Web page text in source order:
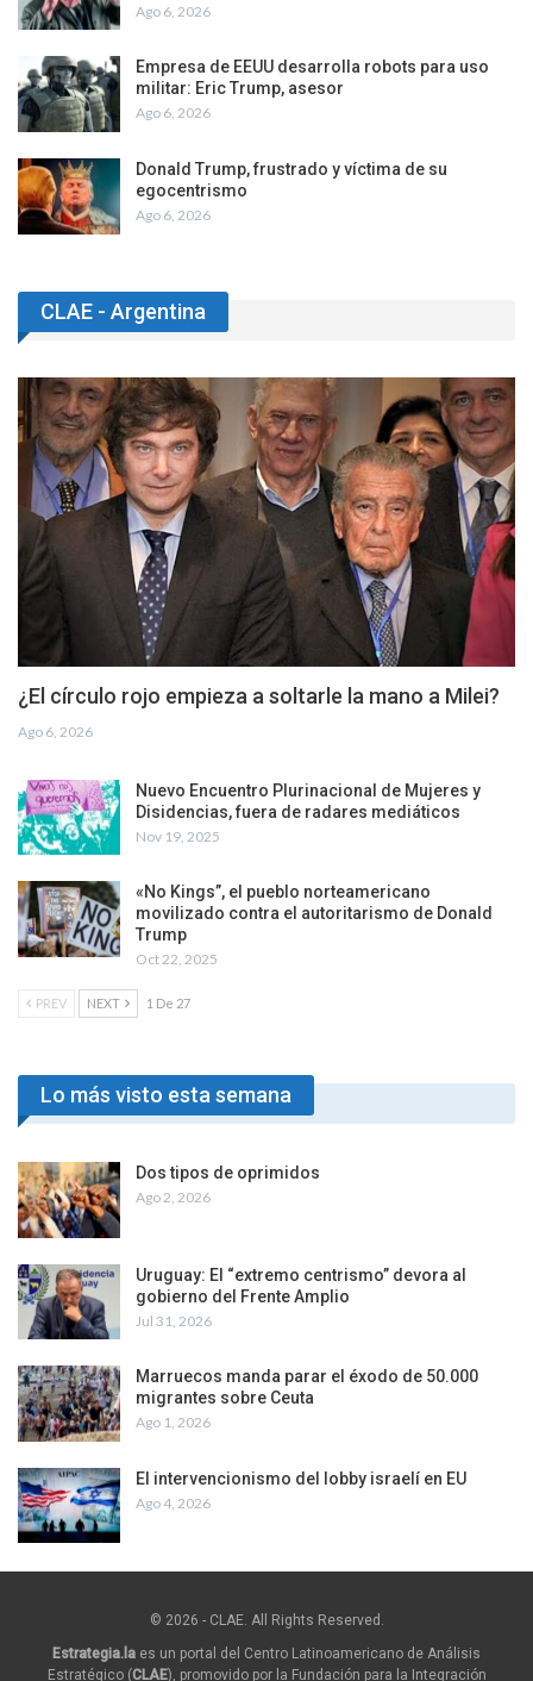
Ago 6, 2026
Empresa de EEUU desarrolla robots para uso
militar: Eric Trump, asesor
Ago 6, 2026
Donald Trump, frustrado y víctima de su
egocentrismo
Ago 6, 2026
CLAE - Argentina
¿El círculo rojo empieza a soltarle la mano a Milei?
Ago 6, 2026
Nuevo Encuentro Plurinacional de Mujeres y
Disidencias, fuera de radares mediáticos
Nov 19, 2025
«No Kings”, el pueblo norteamericano
movilizado contra el autoritarismo de Donald
Trump
Oct 22, 2025
PREV NEXT 1 De 27
Lo más visto esta semana
Dos tipos de oprimidos
Ago 2, 2026
Uruguay: El “extremo centrismo” devora al
gobierno del Frente Amplio
Jul 31, 2026
Marruecos manda parar el éxodo de 50.000
migrantes sobre Ceuta
Ago 1, 2026
El intervencionismo del lobby israelí en EU
Ago 4, 2026
© 2026 - CLAE. All Rights Reserved.
Estrategia.la es un portal del Centro Latinoamericano de Análisis
Estratégico (CLAE), promovido por la Fundación para la Integración